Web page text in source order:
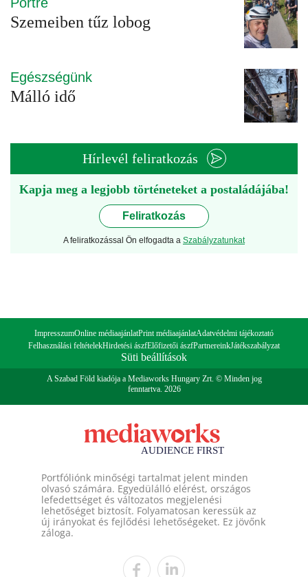
Portré
Szemeiben tűz lobog
Egészségünk
Málló idő
Hírlevél feliratkozás
Kapja meg a legjobb történeteket a postaládájába!
Feliratkozás
A feliratkozással Ön elfogadta a Szabályzatunkat
ImpresszumOnline médiaajánlatPrint médiaajánlatAdatvédelmi tájékoztató
Felhasználási feltételekHirdetési ászfElőfizetői ászfPartnereinkJátékszabályzat
Süti beállítások
A Szabad Föld kiadója a Mediaworks Hungary Zrt. © Minden jog
fenntartva. 2026
Portfóliónk minőségi tartalmat jelent minden
olvasó számára. Egyedülálló elérést, országos
lefedettséget és változatos megjelenési
lehetőséget biztosít. Folyamatosan keressük az
új irányokat és fejlődési lehetőségeket. Ez jövőnk
záloga.